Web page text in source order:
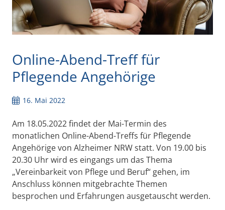
Online-Abend-Treff für
Pflegende Angehörige
16. Mai 2022
Am 18.05.2022 findet der Mai-Termin des
monatlichen Online-Abend-Treffs für Pflegende
Angehörige von Alzheimer NRW statt. Von 19.00 bis
20.30 Uhr wird es eingangs um das Thema
„Vereinbarkeit von Pflege und Beruf“ gehen, im
Anschluss können mitgebrachte Themen
besprochen und Erfahrungen ausgetauscht werden.